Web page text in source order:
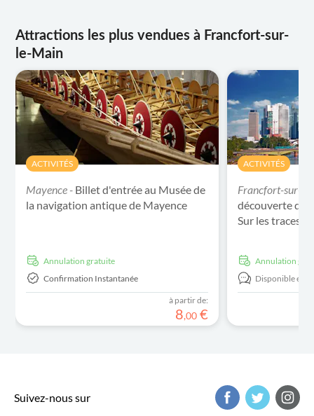
Attractions les plus vendues à Francfort-sur-
le-Main
ACTIVITÉS
Mayence - Billet d'entrée au Musée de
la navigation antique de Mayence
Annulation gratuite
Confirmation Instantanée
à partir de:
8,00 €
ACTIVITÉS
Francfort-sur-
découverte de
Sur les traces
Annulation
Disponible en:
Suivez-nous sur